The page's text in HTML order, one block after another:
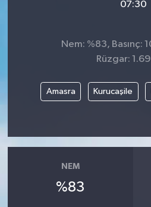
07:30
Nem: %83, Basınç:
Rüzgar:
Amasra Kurucaşile
NEM
%83